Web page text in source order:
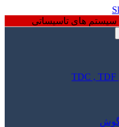
سیستم های تاسیساتی